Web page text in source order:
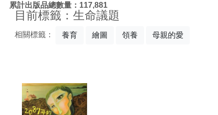
累計出版品總數量：117,881
目前標籤：生命議題
相關標籤： 養育 繪圖 領養 母親的愛